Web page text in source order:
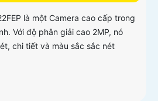
là một Camera cao cấp trong
Với độ phân giải cao 2MP, nó
chi tiết và màu sắc sắc nét